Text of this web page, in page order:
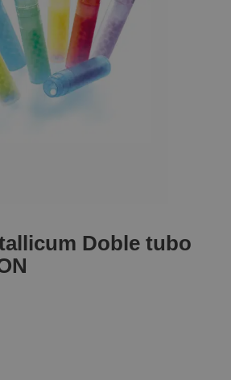
Doble tubo